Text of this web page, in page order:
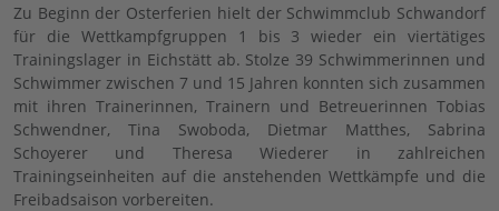
Zu Beginn der Osterferien hielt der Schwimmclub Schwandorf
für die Wettkampfgruppen 1 bis 3 wieder ein viertätiges
Trainingslager in Eichstätt ab. Stolze 39 Schwimmerinnen und
Schwimmer zwischen 7 und 15 Jahren konnten sich zusammen
mit ihren Trainerinnen, Trainern und Betreuerinnen Tobias
Schwendner, Tina Swoboda, Dietmar Matthes, Sabrina
Schoyerer und Theresa Wiederer in zahlreichen
Trainingseinheiten auf die anstehenden Wettkämpfe und die
Freibadsaison vorbereiten.